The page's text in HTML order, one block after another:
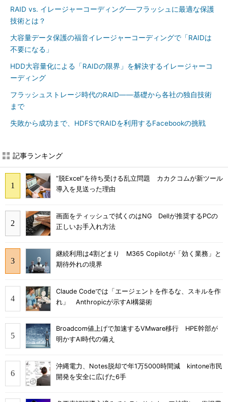
RAID vs. イレージャーコーディング──フラッシュに最適な保護
技術とは？
大容量データ保護の福音イレージャーコーディングで「RAIDは
不要になる」
HDD大容量化による「RAIDの限界」を解決するイレージャーコ
ーディング
フラッシュストレージ時代のRAID――基礎から各社の独自技術
まで
失敗から成功まで、HDFSでRAIDを利用するFacebookの挑戦
記事ランキング
“脱Excel”を待ち受ける乱立問題 カカクコムが新ツール
導入を見送った理由
画面をティッシュで拭くのはNG Dellが推奨するPCの
正しいお手入れ方法
継続利用は4割どまり M365 Copilotが「効く業務」と
期待外れの境界
Claude Codeでは「エージェントを作るな、スキルを作
れ」 Anthropicが示すAI構築術
Broadcom値上げで加速するVMware移行 HPE幹部が
明かすAI時代の備え
沖縄電力、Notes脱却で年1万5000時間減 kintone市民
開発を安全に広げた6手